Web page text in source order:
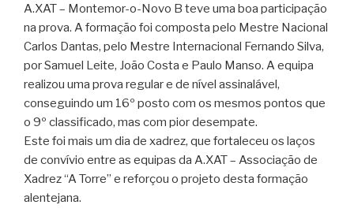
A.XAT – Montemor-o-Novo B teve uma boa participação
na prova. A formação foi composta pelo Mestre Nacional
Carlos Dantas, pelo Mestre Internacional Fernando Silva,
por Samuel Leite, João Costa e Paulo Manso. A equipa
realizou uma prova regular e de nível assinalável,
conseguindo um 16º posto com os mesmos pontos que
o 9º classificado, mas com pior desempate.
Este foi mais um dia de xadrez, que fortaleceu os laços
de convívio entre as equipas da A.XAT – Associação de
Xadrez “A Torre” e reforçou o projeto desta formação
alentejana.